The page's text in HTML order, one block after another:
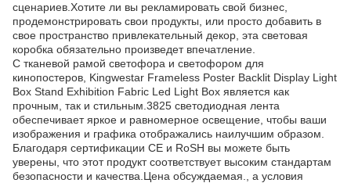
сценариев.Хотите ли вы рекламировать свой бизнес,
продемонстрировать свои продукты, или просто добавить в
свое пространство привлекательный декор, эта световая
коробка обязательно произведет впечатление.
С тканевой рамой светофора и светофором для
кинопостеров, Kingwestar Frameless Poster Backlit Display Light
Box Stand Exhibition Fabric Led Light Box является как
прочным, так и стильным.3825 светодиодная лента
обеспечивает яркое и равномерное освещение, чтобы ваши
изображения и графика отображались наилучшим образом.
Благодаря сертификации CE и RoSH вы можете быть
уверены, что этот продукт соответствует высоким стандартам
безопасности и качества.Цена обсуждаемая., а условия